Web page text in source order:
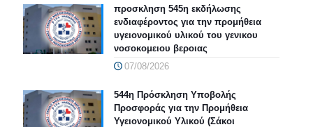
προσκληση 545η εκδήλωσης
ενδιαφέροντος για την προμήθεια
υγειονομικού υλικού του γενικου
νοσοκομειου βεροιας
07/08/2026
544η Πρόσκληση Υποβολής
Προσφοράς για την Προμήθεια
Υγειονομικού Υλικού (Σάκοι